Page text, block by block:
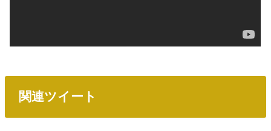
関連ツイート